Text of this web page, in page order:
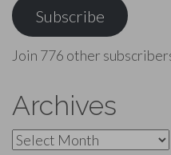
Subscribe
Join 776 other
Archives
Archives